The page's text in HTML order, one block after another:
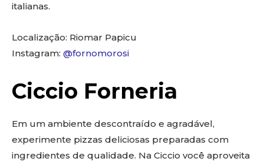
italianas.
Localização: Riomar Papicu
Instagram: @fornomorosi
Ciccio Forneria
Em um ambiente descontraído e agradável,
experimente pizzas deliciosas preparadas com
ingredientes de qualidade. Na Ciccio você aproveita